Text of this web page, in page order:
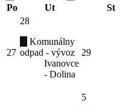
Po
Ut St
27
28
Komunálny
odpad - vývoz
Ivanovce
- Dolina
29
5